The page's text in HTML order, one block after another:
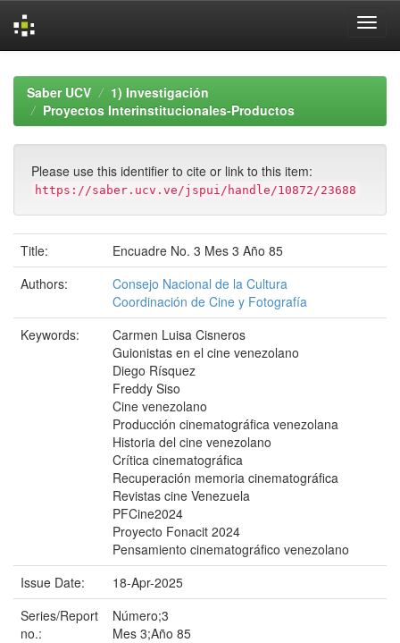
navigationSaber UCV
1) Investigación
Proyectos Interinstitucionales-Productos
Please use this identifier to cite or link to this item:
https://saber.ucv.ve/jspui/handle/10872/23688
Title:
Encuadre No. 3 Mes 3 Año 85
Authors:
Consejo Nacional de la Cultura
Coordinación de Cine y Fotografía
Keywords:
Carmen Luisa Cisneros
Guionistas en el cine venezolano
Diego Rísquez
Freddy Siso
Cine venezolano
Producción cinematográfica venezolana
Historia del cine venezolano
Crítica cinematográfica
Recuperación memoria cinematográfica
Revistas cine Venezuela
PFCine2024
Proyecto Fonacit 2024
Pensamiento cinematográfico venezolano
Issue Date:
18-Apr-2025
Series/Report
no.:
Número;3
Mes 3;Año 85